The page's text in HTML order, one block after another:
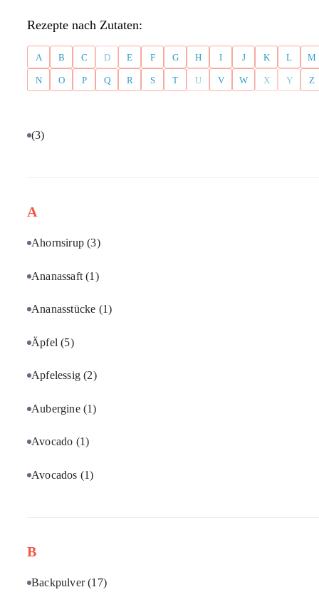
Rezepte nach Zutaten:
A B C D E F G H I J K L M
N O P Q R S T U V W X Y Z
(3)
A
Ahornsirup(3)
Ananassaft(1)
Ananasstücke (1)
Äpfel(5)
Apfelessig(2)
Aubergine (1)
Avocado (1)
Avocados (1)
B
Backpulver(17)